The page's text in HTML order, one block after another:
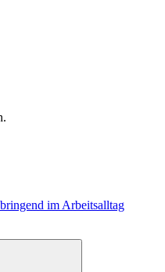
im Arbeitsalltag